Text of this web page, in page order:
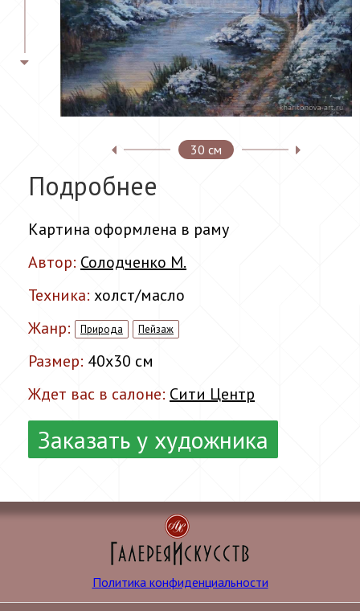
30 см
Подробнее
Картина оформлена в раму
Автор: Солодченко М.
Техника: холст/масло
Жанр:
Природа Пейзаж
Размер: 40x30 см
Ждет вас в салоне: Сити Центр
Заказать у художника
Политика конфиденциальности